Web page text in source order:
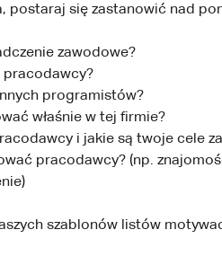
postaraj się zastanowić nad
zawodowe?
pracodawcy?
programistów?
właśnie w tej firmie?
i jakie są twoje cele
pracodawcy? (np.
szablonów listów